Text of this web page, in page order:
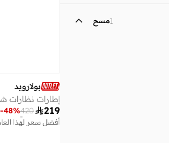
1مسح
بولارويد
إطارات نظارات
219
420
-48%
أفضل سعر لهذا
توصيل مجاني
أفضل سعر لهذا
توصيل مجاني